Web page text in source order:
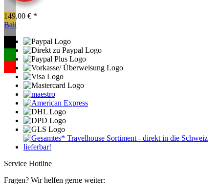
149,00 € *
Bali
Service Hotline
Fragen? Wir helfen gerne weiter: